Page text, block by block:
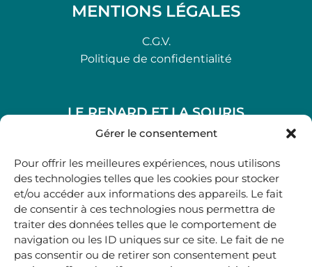
Gérer le consentement
Pour offrir les meilleures expériences, nous utilisons
des technologies telles que les cookies pour stocker
et/ou accéder aux informations des appareils. Le fait
de consentir à ces technologies nous permettra de
traiter des données telles que le comportement de
navigation ou les ID uniques sur ce site. Le fait de ne
pas consentir ou de retirer son consentement peut
MENTIONS LÉGALES
C.G.V.
Politique de confidentialité
LE RENARD ET LA SOURIS
48, rue Maubec 33210 LANGON
05 40 41 37 18
.
MARDI AU SAMEDI
10H00-12H45 | 14H00 -19H00